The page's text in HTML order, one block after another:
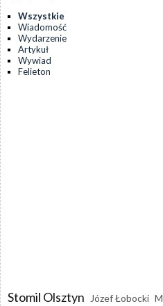
Wszystkie
Wiadomość
Wydarzenie
Artykuł
Wywiad
Felieton
Stomil Olsztyn Józef Łobocki